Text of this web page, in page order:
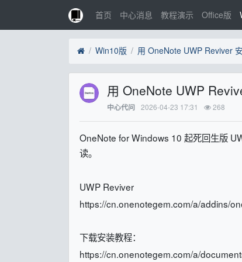
首页 中心消息 教程演示 Office版
Win10版
用 OneNote UWP
中心代问 2026-04-23 17:31 268
OneNote for Windows 10 起死回生版
读。
UWP Reviver
https://cn.onenotegem.com/a/addins/
下载安装教程：
https://cn.onenotegem.com/a/